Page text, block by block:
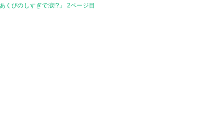
くびのしすぎで涙!?」 2ページ目